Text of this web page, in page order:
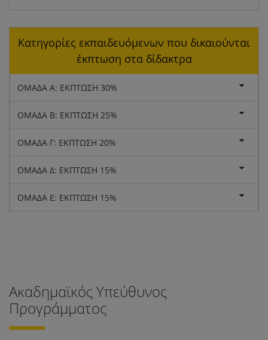
Κατηγορίες εκπαιδευόμενων που δικαιούνται
έκπτωση στα δίδακτρα
ΟΜΑΔΑ Α: ΕΚΠΤΩΣΗ 30%
ΟΜΑΔΑ Β: ΕΚΠΤΩΣΗ 25%
ΟΜΑΔΑ Γ: ΕΚΠΤΩΣΗ 20%
ΟΜΑΔΑ Δ: ΕΚΠΤΩΣΗ 15%
ΟΜΑΔΑ Ε: ΕΚΠΤΩΣΗ 15%
Ακαδημαϊκός Υπεύθυνος
Προγράμματος